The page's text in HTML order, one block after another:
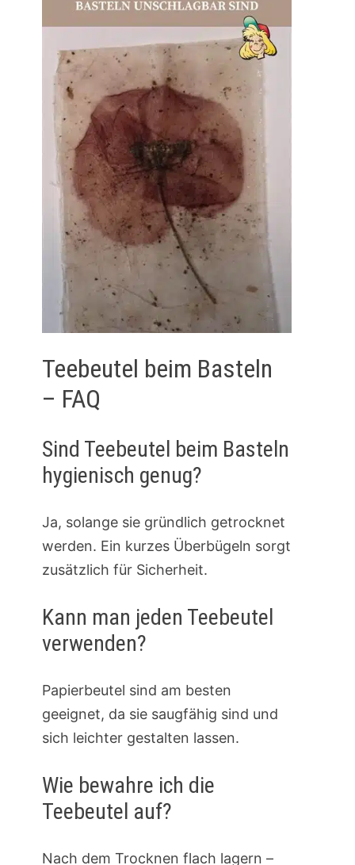
Teebeutel beim Basteln
– FAQ
Sind Teebeutel beim Basteln
hygienisch genug?
Ja, solange sie gründlich getrocknet
werden. Ein kurzes Überbügeln sorgt
zusätzlich für Sicherheit.
Kann man jeden Teebeutel
verwenden?
Papierbeutel sind am besten
geeignet, da sie saugfähig sind und
sich leichter gestalten lassen.
Wie bewahre ich die
Teebeutel auf?
Nach dem Trocknen flach lagern –